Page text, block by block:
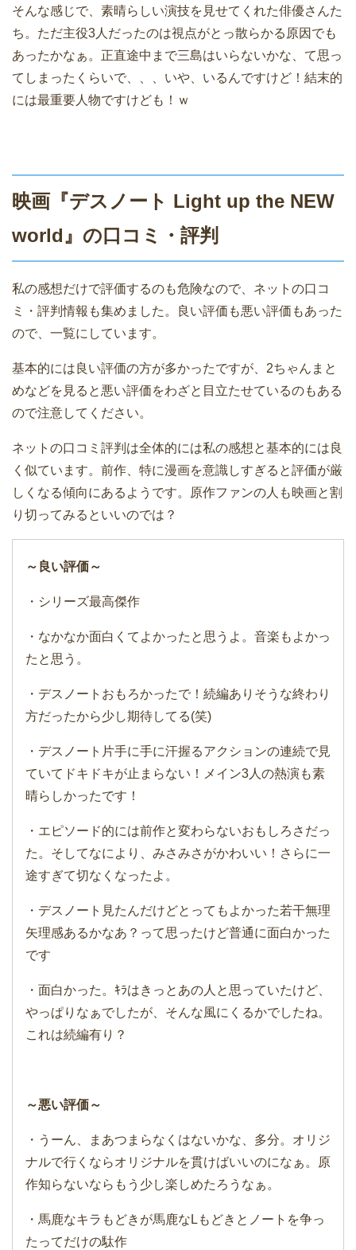
そんな感じで、素晴らしい演技を見せてくれた俳優さんた
ち。ただ主役3人だったのは視点がとっ散らかる原因でも
あったかなぁ。正直途中まで三島はいらないかな、て思っ
てしまったくらいで、、、いや、いるんですけど！結末的
には最重要人物ですけども！ｗ
映画『デスノート Light up the NEW
world』の口コミ・評判
私の感想だけで評価するのも危険なので、ネットの口コ
ミ・評判情報も集めました。良い評価も悪い評価もあった
ので、一覧にしています。
基本的には良い評価の方が多かったですが、2ちゃんまと
めなどを見ると悪い評価をわざと目立たせているのもある
ので注意してください。
ネットの口コミ評判は全体的には私の感想と基本的には良
く似ています。前作、特に漫画を意識しすぎると評価が厳
しくなる傾向にあるようです。原作ファンの人も映画と割
り切ってみるといいのでは？
～良い評価～
・シリーズ最高傑作
・なかなか面白くてよかったと思うよ。音楽もよかっ
たと思う。
・デスノートおもろかったで！続編ありそうな終わり
方だったから少し期待してる(笑)
・デスノート片手に手に汗握るアクションの連続で見
ていてドキドキが止まらない！メイン3人の熱演も素
晴らしかったです！
・エピソード的には前作と変わらないおもしろさだっ
た。そしてなにより、みさみさがかわいい！さらに一
途すぎて切なくなったよ。
・デスノート見たんだけどとってもよかった若干無理
矢理感あるかなあ？って思ったけど普通に面白かった
です
・面白かった。ｷﾗはきっとあの人と思っていたけど、
やっぱりなぁでしたが、そんな風にくるかでしたね。
これは続編有り？
～悪い評価～
・うーん、まあつまらなくはないかな、多分。オリジ
ナルで行くならオリジナルを貫けばいいのになぁ。原
作知らないならもう少し楽しめたろうなぁ。
・馬鹿なキラもどきが馬鹿なLもどきとノートを争っ
たってだけの駄作